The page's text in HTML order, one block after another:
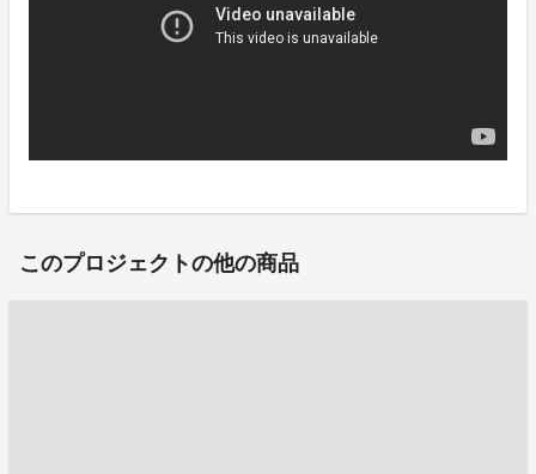
このプロジェクトの他の商品